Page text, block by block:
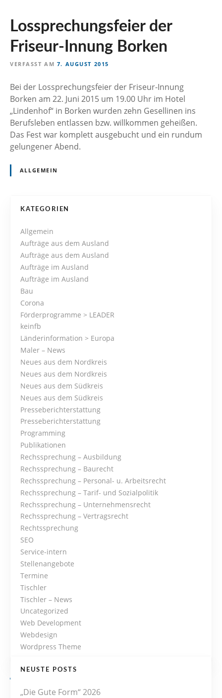
Lossprechungsfeier der
Friseur-Innung Borken
VERFASST AM 7. AUGUST 2015
Bei der Lossprechungsfeier der Friseur-Innung
Borken am 22. Juni 2015 um 19.00 Uhr im Hotel
„Lindenhof“ in Borken wurden zehn Gesellinen ins
Berufsleben entlassen bzw. willkommen geheißen.
Das Fest war komplett ausgebucht und ein rundum
gelungener Abend.
ALLGEMEIN
N
KATEGORIEN
Allgemein
Aufträge aus dem Ausland
Aufträge aus dem Ausland
Aufträge im Ausland
Aufträge im Ausland
Bau
Corona
Förderprogramme > LEADER
keinfb
Länderinformation > Europa
Maler – News
Neues aus dem Nordkreis
Neues aus dem Nordkreis
Neues aus dem Südkreis
Neues aus dem Südkreis
Presseberichterstattung
Presseberichterstattung
Programming
Publikationen
Rechssprechung – Ausbildung
Rechssprechung – Baurecht
Rechssprechung – Personal- u. Arbeitsrecht
Rechssprechung – Tarif- und Sozialpolitik
Rechssprechung – Unternehmensrecht
Rechssprechung – Vertragsrecht
Rechtssprechung
SEO
Service-intern
Stellenangebote
Termine
Tischler
Tischler – News
Uncategorized
Web Development
Webdesign
Wordpress Theme
NEUSTE POSTS
„Die Gute Form“ 2026